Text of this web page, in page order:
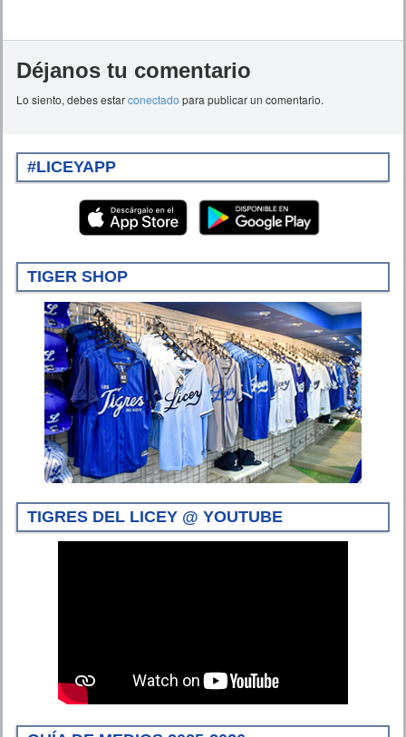
Déjanos tu comentario
Lo siento, debes estarconectado para publicar un comentario.
#LICEYAPP
TIGER SHOP
TIGRES DEL LICEY @ YOUTUBE